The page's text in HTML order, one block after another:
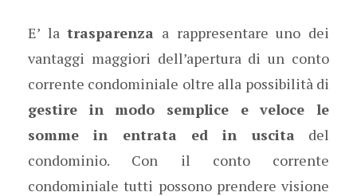
E’ latrasparenza a rappresentare uno dei
vantaggi maggiori dell’apertura di un conto
corrente condominiale oltre alla possibilità di
gestire in modo semplice e veloce le
somme in entrata ed in uscita del
condominio. Con il conto corrente
condominiale tutti possono prendere visione